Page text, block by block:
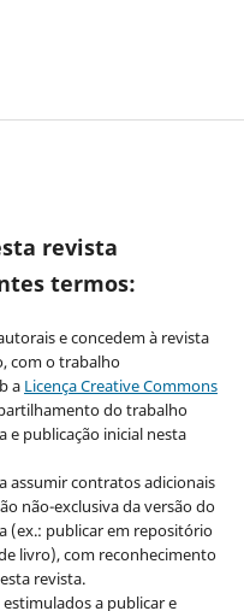
revista
termos:
e concedem à revista
com o trabalho
a Licença Creative Commons
do trabalho
publicação inicial nesta
assumir contratos adicionais
não-exclusiva da versão do
(ex.: publicar em repositório
livro), com reconhecimento
revista.
a publicar e